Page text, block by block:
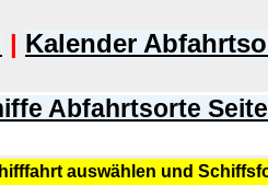
| Kalender
Abfahrtsorte
auswählen und